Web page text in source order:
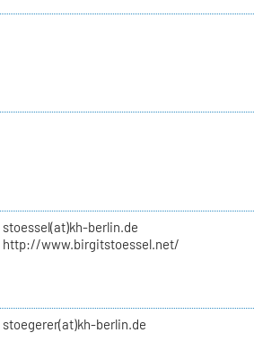
stoessel(at)kh-berlin.de
http://www.birgitstoessel.net/
stoegerer(at)kh-berlin.de